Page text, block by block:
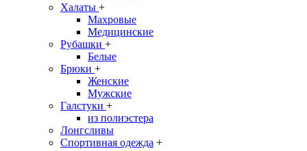
Халаты +
Махровые
Медицинские
Рубашки +
Белые
Брюки +
Женские
Мужские
Галстуки +
из полиэстера
Лонгсливы
Спортивная одежда +